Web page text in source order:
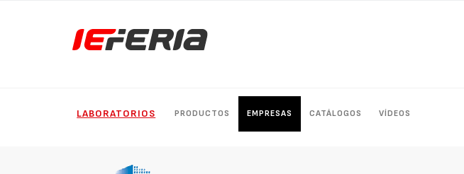
LABORATORIOS PRODUCTOS EMPRESAS CATÁLOGOS VÍDEOS